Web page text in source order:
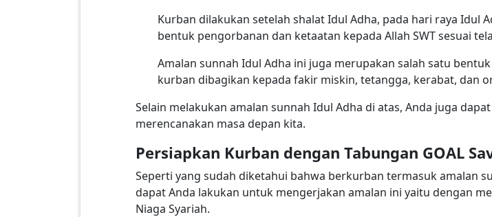
Kurban dilakukan setelah shalat Idul Adha, pada hari raya Idul
bentuk pengorbanan dan ketaatan kepada Allah SWT sesuai
Amalan sunnah Idul Adha ini juga merupakan salah satu
kurban dibagikan kepada fakir miskin, tetangga, kerabat, dan
Selain melakukan amalan sunnah Idul Adha di atas, Anda juga
merencanakan masa depan kita.
Persiapkan Kurban dengan Tabungan GOAL
Seperti yang sudah diketahui bahwa berkurban termasuk amalan
dapat Anda lakukan untuk mengerjakan amalan ini yaitu dengan
Niaga Syariah.